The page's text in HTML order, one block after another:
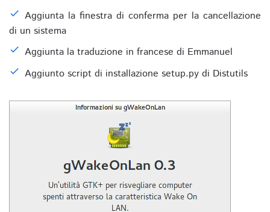
Aggiunta la finestra di conferma per la cancellazione
di un sistema
Aggiunta la traduzione in francese di Emmanuel
Aggiunto script di installazione setup.py di Distutils